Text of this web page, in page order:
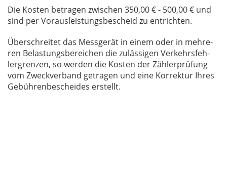
Die Kos­ten be­tra­gen zwi­schen 350,00 € - 500,00 € und
sind per Vor­aus­leis­tungs­be­scheid zu ent­rich­ten.
Über­schrei­tet das Mess­ge­rät in ei­nem oder in meh­re­
ren Be­las­tungs­be­rei­chen die zu­läs­si­gen Ver­kehrs­feh­
ler­gren­zen, so wer­den die Kos­ten der Zäh­ler­prü­fung
vom Zweck­ver­band ge­tra­gen und eine Kor­rek­tur Ih­res
Ge­büh­ren­be­schei­des er­stellt.